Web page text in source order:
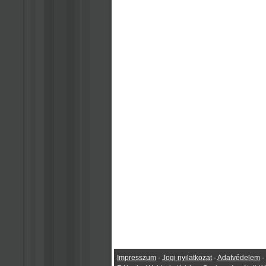
Impresszum ·Jogi nyilatkozat ·Adatvédelem ·